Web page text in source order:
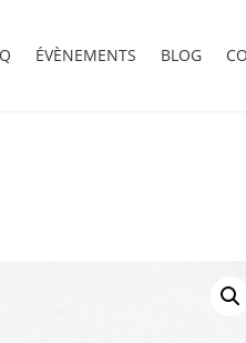
ÉVÈNEMENTS BLOG